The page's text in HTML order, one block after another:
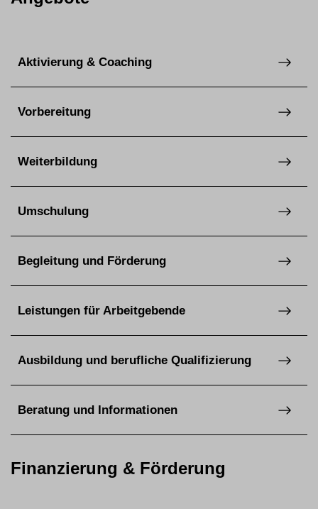
Aktivierung & Coaching
Vorbereitung
Weiterbildung
Umschulung
Begleitung und Förderung
Leistungen für Arbeitgebende
Ausbildung und berufliche Qualifizierung
Beratung und Informationen
Finanzierung & Förderung